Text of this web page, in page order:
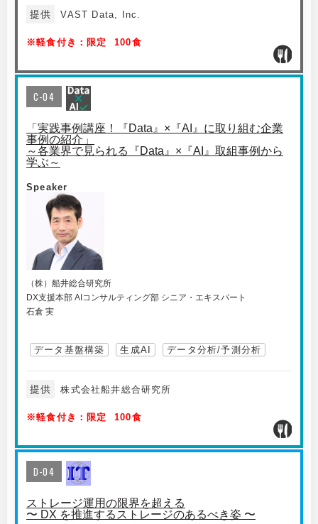
提供 VAST Data, Inc.
※軽食付き：限定 100食
C-04
「実践事例講座！『Data』×『AI』に取り組む企業
事例の紹介」
～各業界で見られる『Data』×『AI』取組事例から
学ぶ～
Speaker
（株）船井総合研究所
DX支援本部 AIコンサルティング部 シニア・エキスパート
石倉 実
データ基盤構築 生成AI データ分析/予測分析
提供 株式会社船井総合研究所
※軽食付き：限定 100食
D-04
ストレージ運用の限界を超える
〜 DX を推進するストレージのあるべき姿 〜